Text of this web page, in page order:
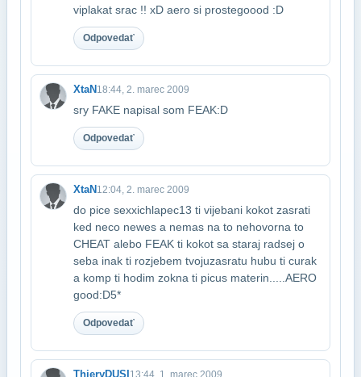
viplakat srac !! xD aero si proste​goood :D
Odpovedať
XtaN18:44, 2. marec 2009
sry FAKE napisal som FEAK:D
Odpovedať
XtaN12:04, 2. marec 2009
do pice sexxichlapec13 ti vijebani kokot zasrati
ked neco newes a nemas na to nehovor​na to
CHEAT alebo FEAK ti kokot sa staraj radsej o
seba inak ti rozjebem tvoju​zasratu hubu ti curak
a komp ti hodim zokna ti picus materin.....AERO
good:D5*
Odpovedať
ThieryDUSI13:44, 1. marec 2009